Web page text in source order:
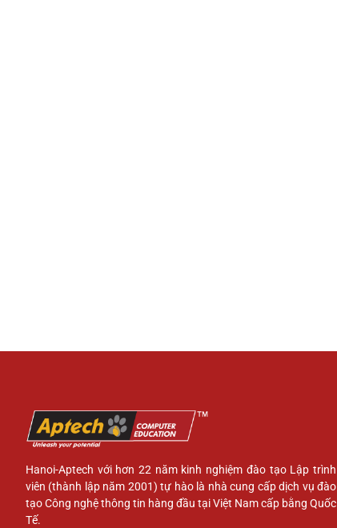
Hanoi-Aptech với hơn 22 năm kinh nghiệm đào tạo Lập trình
viên (thành lập năm 2001) tự hào là nhà cung cấp dịch vụ đào
tạo Công nghệ thông tin hàng đầu tại Việt Nam cấp bằng Quốc
Tế.